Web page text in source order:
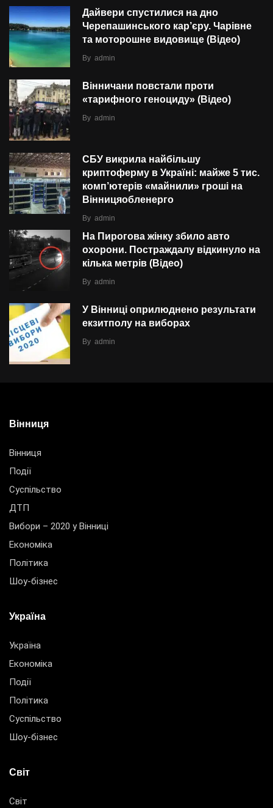
Дайвери спустилися на дно
Черепашинського кар’єру. Чарівне
та моторошне видовище (Відео)
By admin
Вінничани повстали проти
«тарифного геноциду» (Відео)
By admin
СБУ викрила найбільшу
криптоферму в Україні: майже 5 тис.
комп’ютерів «майнили» гроші на
Вінницяобленерго
By admin
На Пирогова жінку збило авто
охорони. Постраждалу відкинуло на
кілька метрів (Відео)
By admin
У Вінниці оприлюднено результати
екзитполу на виборах
By admin
Вінниця
Вінниця
Події
Суспільство
ДТП
Вибори – 2020 у Вінниці
Економіка
Політика
Шоу-бізнес
Україна
Україна
Економіка
Події
Політика
Суспільство
Шоу-бізнес
Світ
Світ